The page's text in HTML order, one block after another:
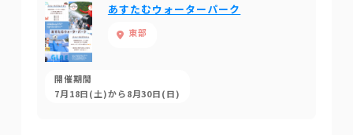
あすたむウォーターパーク
東部
開催期間
7月18日(土)から8月30日(日)